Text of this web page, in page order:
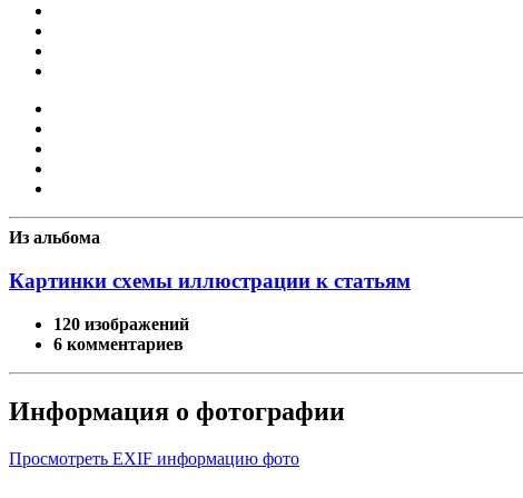
Из альбома
Картинки схемы иллюстрации к статьям
120 изображений
6 комментариев
Информация о фотографии
Просмотреть EXIF информацию фото